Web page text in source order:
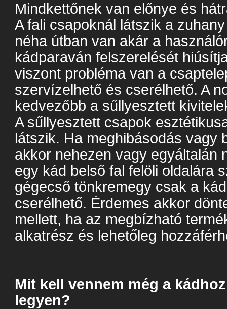
Mindkettőnek van előnye és
A fali csapoknál látszik a
néha útban van akár a
kádparaván felszerelését
viszont probléma van a
szervízelhető és cserélhető. A
kedvezőbb a sűllyesztett
A sűllyesztett csapok
látszik. Ha meghibásodás vagy
akkor nehezen vagy egyáltalán
egy kád belső fal felöli oldalára
gégecső tönkremegy csak a
cserélhető. Érdemes akkor
mellett, ha az megbízható
alkatrész és lehetőleg
Mit kell vennem még a
legyen?